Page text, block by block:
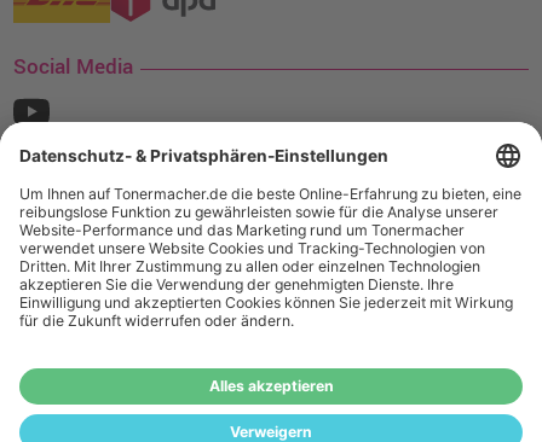
Social Media
¹ Nur gültig für den Versand innerhalb Deutschlands. Befindet sich ein Warenwert
von mindestens 35€ (inkl. Mwst.) an Ampertec Artikeln in Ihrem Warenkorb, ist der
Versand für Sie kostenfrei.
Das Angebot von tonermacher.de richtet sich